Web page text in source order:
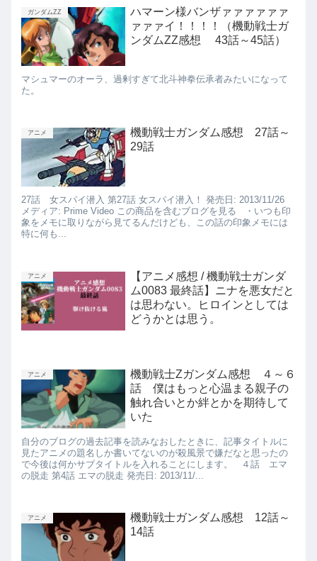
ガンダムZZ
ハマーン様バンザァァァァァァ
ァァァイ！！！！（機動戦士ガ
ンダムZZ感想 43話～45話）
マシュマーのオーラ、過剰すぎて北斗神拳伝承者みたいになって
た。
アニメ
機動戦士ガンダム感想 27話～
29話
27話 女スパイ潜入 第27話 女スパイ潜入！ 発売日: 2013/11/26
メディア: Prime Video この商品を含むブログを見る ・いつも印
象をメモに取りながら見てるんだけども、この話の印象メモには
特に何も...
アニメ
【アニメ感想 / 機動戦士ガンダ
ム0083 最終話】ニナを悪女だと
は思わない。ヒロインとしては
どうかとは思う。
アニメ
機動戦士Zガンダム感想 ４～６
話 僕はもっと心温まる親子の
触れ合いとか絆とかを期待して
いた
自分のブログの過去記事を読みなおしたときに、記事タイトルに
見たアニメの題名しか書いてないのが殺風景で嫌だなと思ったの
で今後は何かサブタイトルを入れることにします。 ４話 エマ
の脱走 第4話 エマの脱走 発売日: 2013/11/...
アニメ
機動戦士ガンダム感想 12話～
14話